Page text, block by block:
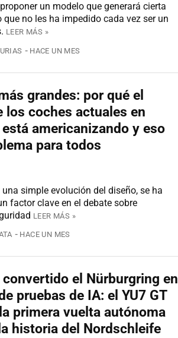
un modelo que generará cierta
que no les ha impedido cada vez ser un
LEER MÁS »
HACE UN MES
grandes: por qué el
los coches actuales en
está americanizando y eso
para todos
simple evolución del diseño, se ha
factor clave en el debate sobre
LEER MÁS »
HACE UN MES
el Nürburgring en
pruebas de IA: el YU7 GT
primera vuelta autónoma
historia del Nordschleife